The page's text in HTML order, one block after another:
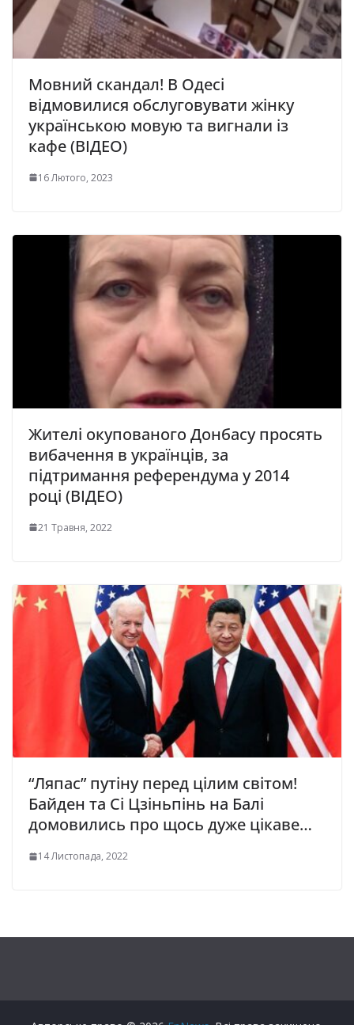
Мовний скандал! В Одесі
відмовилися обслуговувати жінку
українською мовую та вигнали із
кафе (ВІДЕО)
16 Лютого, 2023
Жителі окупованого Донбасу просять
вибачення в українців, за
підтримання референдума у 2014
році (ВІДЕО)
21 Травня, 2022
“Ляпас” пyтінy перед цілим світом!
Байден та Сі Цзіньпінь на Балі
домовились про щось дуже цікаве…
14 Листопада, 2022